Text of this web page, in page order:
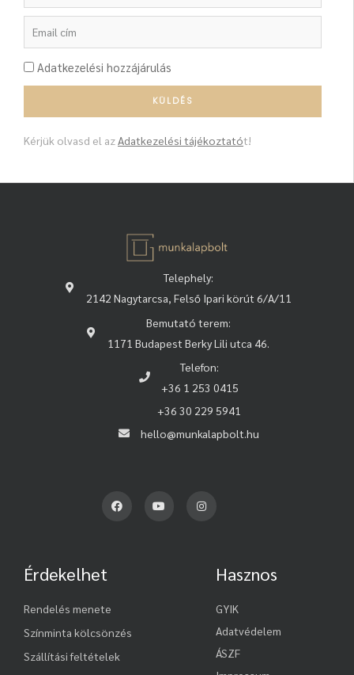
Adatkezelési hozzájárulás
Kérjük olvasd el azAdatkezelési tájékoztatót!
Telephely:
2142 Nagytarcsa, Felső Ipari körút 6/A/11
Bemutató terem:
1171 Budapest Berky Lili utca 46.
Telefon:
+36 1 253 0415
+36 30 229 5941
hello@munkalapbolt.hu
Érdekelhet
Rendelés menete
Színminta kölcsönzés
Szállítási feltételek
Hasznos
GYIK
Adatvédelem
ÁSZF